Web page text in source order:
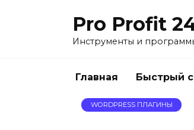
Pro Profit
Инструменты и
Главная Быстрый
WORDPRESS ПЛАГИНЫ